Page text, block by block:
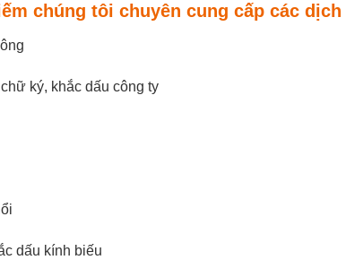
chúng tôi chuyên cung cấp các dịch
ký, khắc dấu công ty
dấu kính biếu